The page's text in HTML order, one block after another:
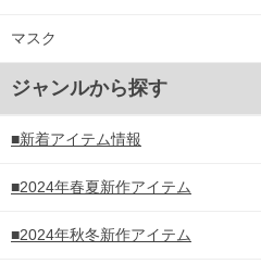
マスク
ジャンルから探す
■新着アイテム情報
■2024年春夏新作アイテム
■2024年秋冬新作アイテム